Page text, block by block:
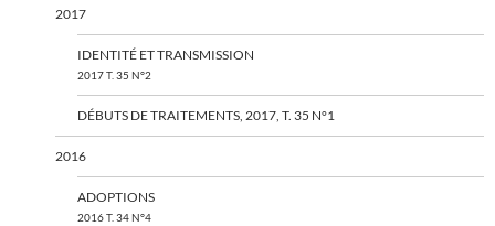
2017
IDENTITÉ ET TRANSMISSION
2017 T. 35 N°2
DÉBUTS DE TRAITEMENTS, 2017, T. 35 N°1
2016
ADOPTIONS
2016 T. 34 N°4